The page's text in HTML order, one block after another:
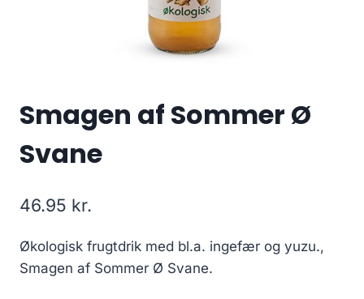
Smagen af Sommer Ø
Svane
46.95 kr.
Økologisk frugtdrik med bl.a. ingefær og yuzu.,
Smagen af Sommer Ø Svane.